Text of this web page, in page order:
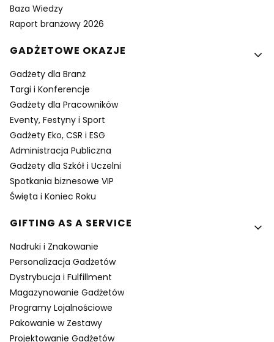
Baza Wiedzy
Raport branżowy 2026
GADŻETOWE OKAZJE
Gadżety dla Branż
Targi i Konferencje
Gadżety dla Pracowników
Eventy, Festyny i Sport
Gadżety Eko, CSR i ESG
Administracja Publiczna
Gadżety dla Szkół i Uczelni
Spotkania biznesowe VIP
Święta i Koniec Roku
GIFTING AS A SERVICE
Nadruki i Znakowanie
Personalizacja Gadżetów
Dystrybucja i Fulfillment
Magazynowanie Gadżetów
Programy Lojalnościowe
Pakowanie w Zestawy
Projektowanie Gadżetów